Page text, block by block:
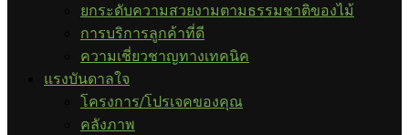
ยกระดับความสวยงามตามธรรมชาติของไม้
การบริการลูกค้าที่ดี
ความเชี่ยวชาญทางเทคนิค
แรงบันดาลใจ
โครงการ/โปรเจคของคุณ
คลังภาพ